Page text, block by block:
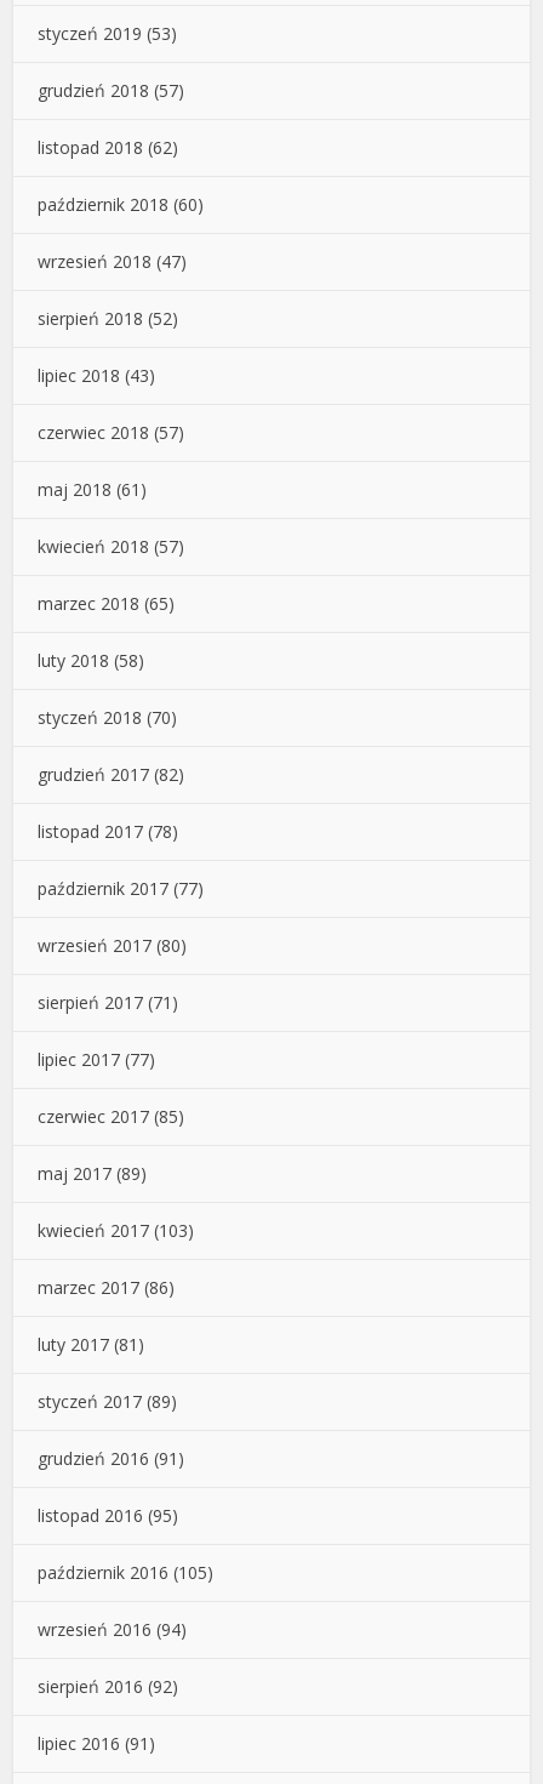
styczeń 2019 (53)
grudzień 2018 (57)
listopad 2018 (62)
październik 2018 (60)
wrzesień 2018 (47)
sierpień 2018 (52)
lipiec 2018 (43)
czerwiec 2018 (57)
maj 2018 (61)
kwiecień 2018 (57)
marzec 2018 (65)
luty 2018 (58)
styczeń 2018 (70)
grudzień 2017 (82)
listopad 2017 (78)
październik 2017 (77)
wrzesień 2017 (80)
sierpień 2017 (71)
lipiec 2017 (77)
czerwiec 2017 (85)
maj 2017 (89)
kwiecień 2017 (103)
marzec 2017 (86)
luty 2017 (81)
styczeń 2017 (89)
grudzień 2016 (91)
listopad 2016 (95)
październik 2016 (105)
wrzesień 2016 (94)
sierpień 2016 (92)
lipiec 2016 (91)